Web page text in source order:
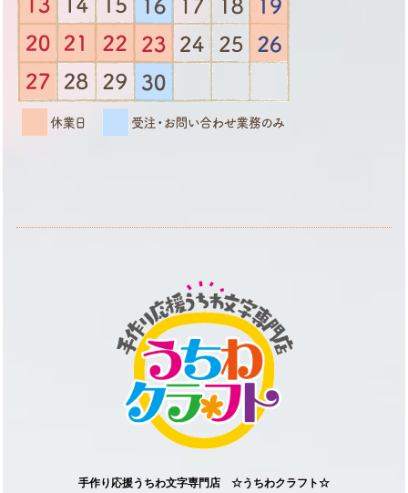
手作り応援うちわ文字専門店 ☆うちわクラフト☆